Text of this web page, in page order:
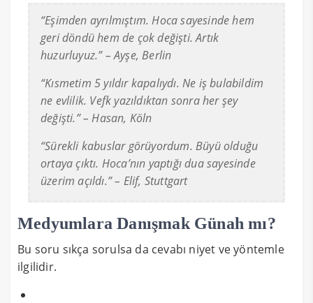
“Eşimden ayrılmıştım. Hoca sayesinde hem
geri döndü hem de çok değişti. Artık
huzurluyuz.” – Ayşe, Berlin
“Kısmetim 5 yıldır kapalıydı. Ne iş bulabildim
ne evlilik. Vefk yazıldıktan sonra her şey
değişti.” – Hasan, Köln
“Sürekli kabuslar görüyordum. Büyü olduğu
ortaya çıktı. Hoca’nın yaptığı dua sayesinde
üzerim açıldı.” – Elif, Stuttgart
Medyumlara Danışmak Günah mı?
Bu soru sıkça sorulsa da cevabı niyet ve yöntemle
ilgilidir.